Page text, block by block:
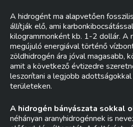
A hidrogént ma alapvetően
állítják elő, ami
kilogrammonként kb. 1-2 dollár. A
megújuló energiával történő
zöldhidrogén ára jóval magasabb,
amit a következő évtizedre
leszorítani a legjobb
területeken.
A hidrogén bányászata sokkal
néhányan aranyhidrogénnek is